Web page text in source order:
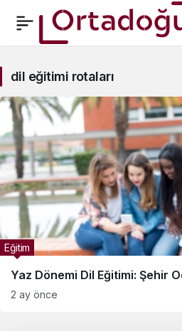
eğitimi
rotaları
Haberleri
dil eğitimi rotaları
Yaz Dönemi Dil Eğitimi: Şehir
Eğitim
2 ay önce